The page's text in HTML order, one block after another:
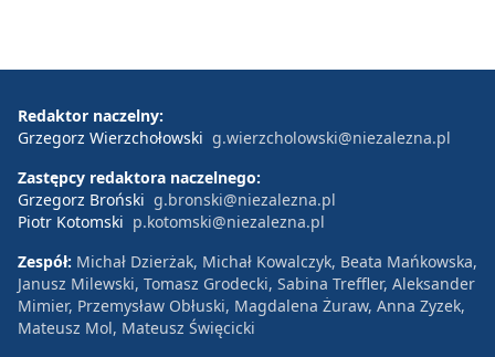
Redaktor naczelny:
Grzegorz Wierzchołowski g.wierzcholowski@niezalezna.pl
Zastępcy redaktora naczelnego:
Grzegorz Broński g.bronski@niezalezna.pl
Piotr Kotomski p.kotomski@niezalezna.pl
Zespół: Michał Dzierżak, Michał Kowalczyk, Beata Mańkowska,
Janusz Milewski, Tomasz Grodecki, Sabina Treffler, Aleksander
Mimier, Przemysław Obłuski, Magdalena Żuraw, Anna Zyzek,
Mateusz Mol, Mateusz Święcicki